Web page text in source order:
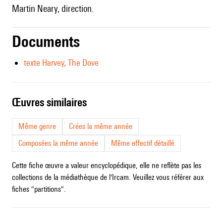
Martin Neary, direction.
Documents
texte Harvey, The Dove
œuvres similaires
Même genre
Crées la même année
Composées la même année
Même effectif détaillé
Cette fiche œuvre a valeur encyclopédique, elle ne reflète pas les
collections de la médiathèque de l'Ircam. Veuillez vous référer aux
fiches "partitions".